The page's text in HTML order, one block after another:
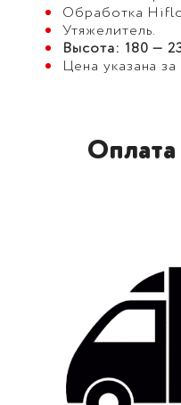
Обработка
Утяжелитель.
Высота: 180 —
Цена указана за
Оплата